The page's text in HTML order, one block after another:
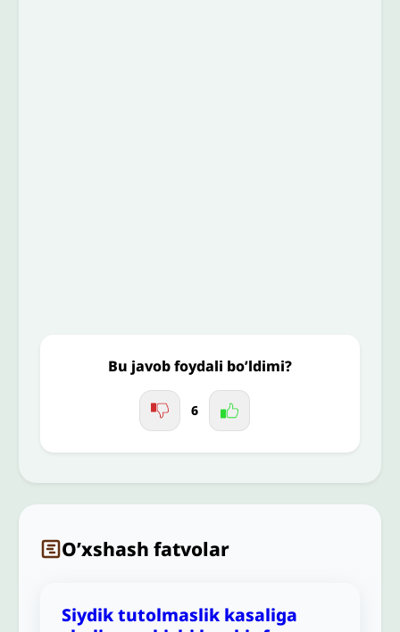
Bu javob foydali bo’ldimi?
6
O’xshash fatvolar
Siydik tutolmaslik kasaliga